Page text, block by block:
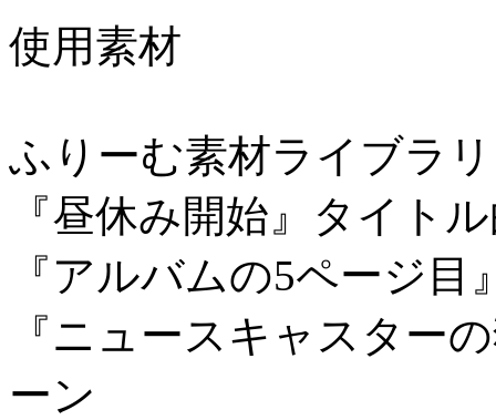
使用素材
ふりーむ素材ライブラ
『昼休み開始』タイト
『アルバムの5ページ目
『ニュースキャスター
ーン